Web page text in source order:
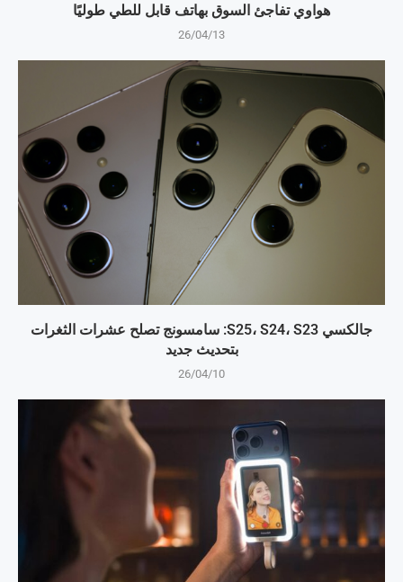
هواوي تفاجئ السوق بهاتف قابل للطي طوليًا
26/04/13
جالكسي S25، S24، S23: سامسونج تصلح عشرات الثغرات
بتحديث جديد
26/04/10